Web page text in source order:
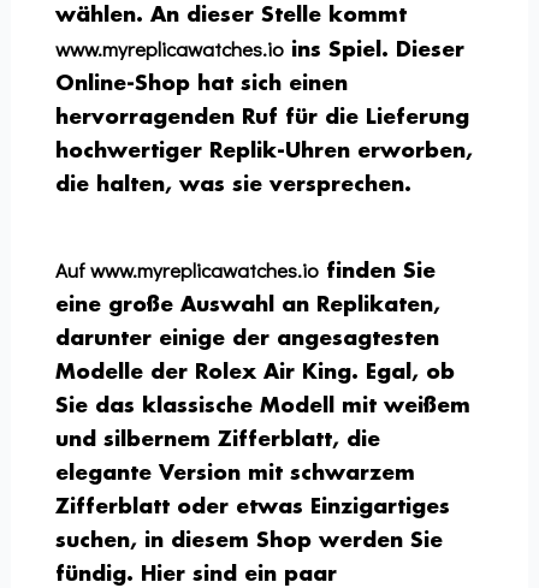
wählen. An dieser Stelle kommt
www.myreplicawatches.io ins Spiel. Dieser
Online-Shop hat sich einen
hervorragenden Ruf für die Lieferung
hochwertiger Replik-Uhren erworben,
die halten, was sie versprechen.
Auf www.myreplicawatches.io finden Sie
eine große Auswahl an Replikaten,
darunter einige der angesagtesten
Modelle der Rolex Air King. Egal, ob
Sie das klassische Modell mit weißem
und silbernem Zifferblatt, die
elegante Version mit schwarzem
Zifferblatt oder etwas Einzigartiges
suchen, in diesem Shop werden Sie
fündig. Hier sind ein paar